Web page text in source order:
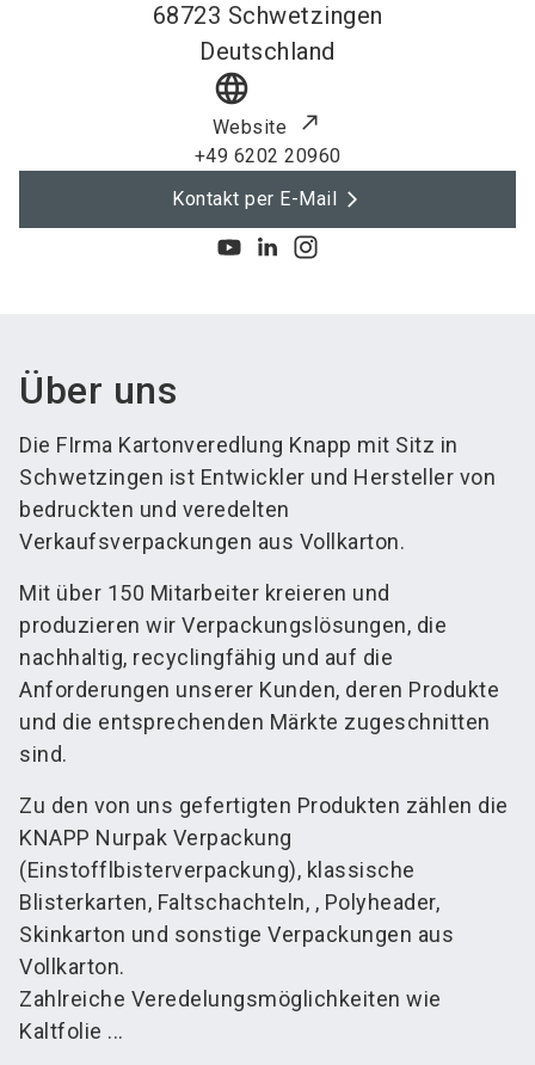
68723 Schwetzingen
Deutschland
language
Website
+49 6202 20960
Kontakt per E-Mail
Über uns
Die FIrma Kartonveredlung Knapp mit Sitz in
Schwetzingen ist Entwickler und Hersteller von
bedruckten und veredelten
Verkaufsverpackungen aus Vollkarton.
Mit über 150 Mitarbeiter kreieren und
produzieren wir Verpackungslösungen, die
nachhaltig, recyclingfähig und auf die
Anforderungen unserer Kunden, deren Produkte
und die entsprechenden Märkte zugeschnitten
sind.
Zu den von uns gefertigten Produkten zählen die
KNAPP Nurpak Verpackung
(Einstofflbisterverpackung), klassische
Blisterkarten, Faltschachteln, , Polyheader,
Skinkarton und sonstige Verpackungen aus
Vollkarton.
Zahlreiche Veredelungsmöglichkeiten wie
Kaltfolie ...